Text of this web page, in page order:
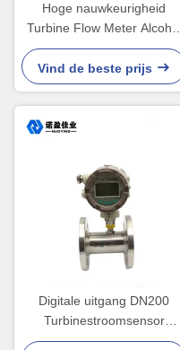
Hoge nauwkeurigheid
Turbine Flow Meter Alcohol
Vloeibare Turbine Flowmeter
Vind de beste prijs
Digitale uitgang DN200
Turbinestroomsensor
Motorolie 800Kpa